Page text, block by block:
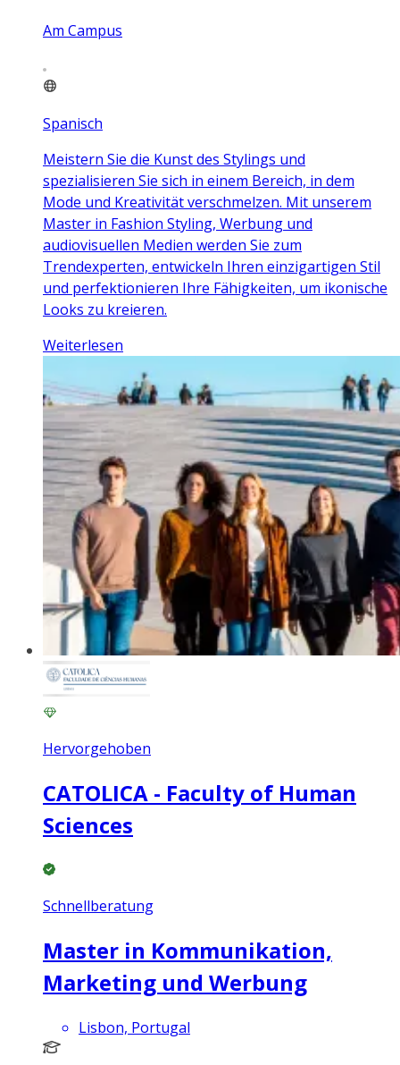
Am Campus
Spanisch
Meistern Sie die Kunst des Stylings und
spezialisieren Sie sich in einem Bereich, in dem
Mode und Kreativität verschmelzen. Mit unserem
Master in Fashion Styling, Werbung und
audiovisuellen Medien werden Sie zum
Trendexperten, entwickeln Ihren einzigartigen Stil
und perfektionieren Ihre Fähigkeiten, um ikonische
Looks zu kreieren.
Weiterlesen
Hervorgehoben
CATOLICA - Faculty of Human
Sciences
Schnellberatung
Master in Kommunikation,
Marketing und Werbung
Lisbon, Portugal